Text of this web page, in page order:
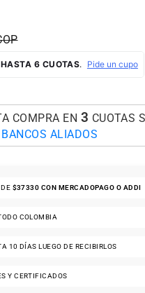
COMPRA EN 3 CUOTAS
BANCOS ALIADOS
$37330 CON MERCADOPAGO O ADDI
COLOMBIA
10 DÍAS LUEGO DE RECIBIRLOS
Y CERTIFICADOS